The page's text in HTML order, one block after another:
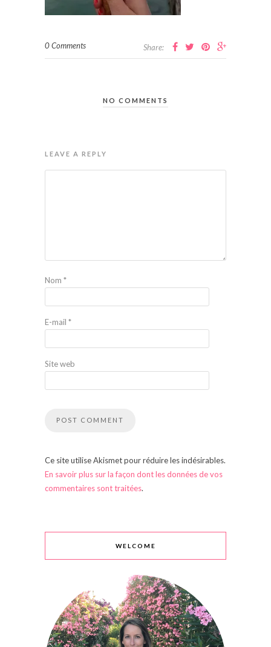
0 Comments Share:
NO COMMENTS
LEAVE A REPLY
Nom *
E-mail *
Site web
Ce site utilise Akismet pour réduire les indésirables.
En savoir plus sur la façon dont les données de vos
commentaires sont traitées.
WELCOME